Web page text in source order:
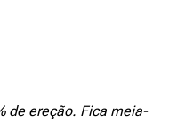
de ereção. Fica meia-